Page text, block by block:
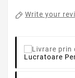
Write your
Lucratoare